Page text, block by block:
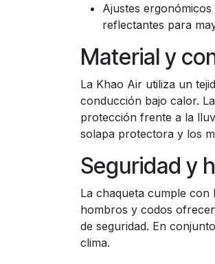
Ajustes
reflectantes para
Material y
La Khao Air utiliza un
conducción bajo calor.
protección frente a la
solapa protectora y los
Seguridad y
La chaqueta cumple con
hombros y codos
de seguridad. En
clima.